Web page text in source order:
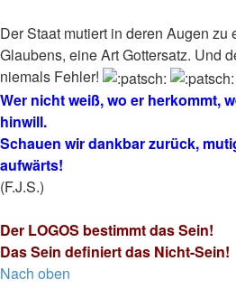
Der Staat mutiert in deren Augen zu
Glaubens, eine Art Gottersatz. Und
niemals Fehler!
Wer nicht weiß, wo er herkommt,
hinwill.
Schauen wir dankbar zurück,
aufwärts!
(F.J.S.)
Der LOGOS bestimmt das Sein!
Das Sein definiert das Nicht-Sein!
Nach oben